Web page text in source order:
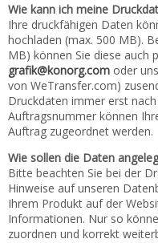
% Angebote
Kundenservice
Daten-Upload
Kontakt
Wie kann ich meine
Ihre druckfähigen Daten
hochladen (max. 500 MB).
MB) können Sie diese auch
grafik@konorg.com oder
von WeTransfer.com)
Druckdaten immer erst
Auftragsnummer können
Auftrag zugeordnet werden.
Wie sollen die Daten
Bitte beachten Sie bei der
Hinweise auf unseren
Ihrem Produkt auf der
Informationen. Nur so
zuordnen und korrekt